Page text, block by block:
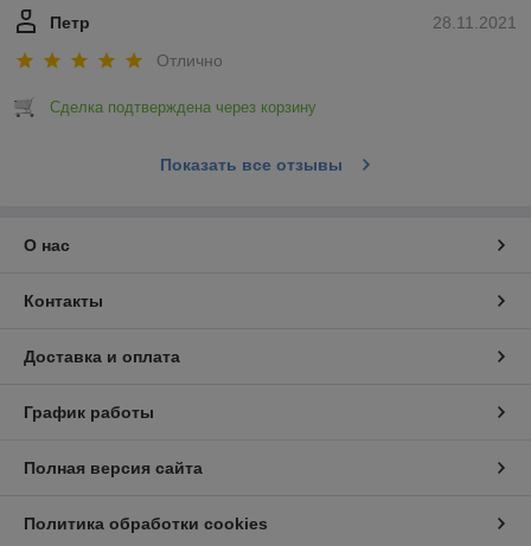
28.11.2021
Петр
Отлично
Сделка подтверждена через корзину
Показать все отзывы
О нас
Контакты
Доставка и оплата
График работы
Полная версия сайта
Политика обработки cookies